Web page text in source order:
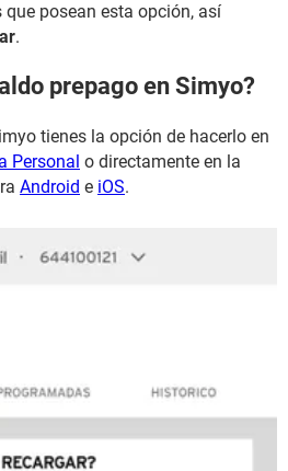
posean esta opción, así
.
prepago en Simyo?
tienes la opción de hacerlo en
Personal o directamente en la
Android e iOS.